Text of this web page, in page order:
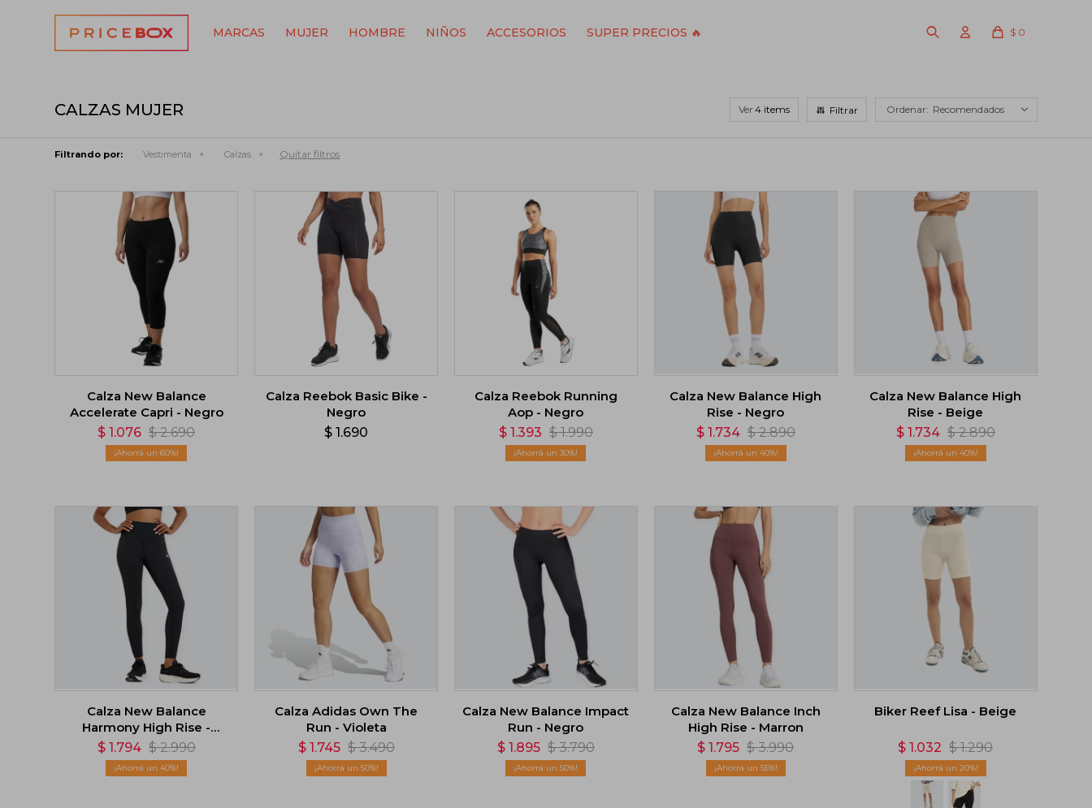
MARCAS MUJER HOMBRE NIÑOS ACCESORIOS SUPER PRECIOS 🔥 $ 0
CALZAS MUJER Ver Recomendados
Filtrando por: Vestimenta Calzas Quitar filtros
Calza New Balance
Accelerate Capri - Negro
$ 1.076 $ 2.690
60
Calza Reebok Basic Bike -
Negro
$ 1.690
Calza Reebok Running
Aop - Negro
$ 1.393 $ 1.990
30
Calza New Balance High
Rise - Negro
$ 1.734 $ 2.890
40
Calza New Balance High
Rise - Beige
$ 1.734 $ 2.890
40
Calza New Balance
Harmony High Rise -
Negro
$ 1.794 $ 2.990
40
Calza Adidas Own The
Run - Violeta
$ 1.745 $ 3.490
50
Calza New Balance Impact
Run - Negro
$ 1.895 $ 3.790
50
Calza New Balance Inch
High Rise - Marron
$ 1.795 $ 3.990
55
Biker Reef Lisa - Beige
$ 1.032 $ 1.290
20